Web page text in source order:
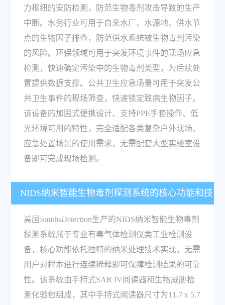
力枢纽的安防检测，防范生物毒剂攻击导致的生产
中断。水务行业可用于自来水厂、水源地、供水节
点的生物因子排查，防范供水系统被生物毒剂污染
的风险。环保领域可用于突发环境事件的现场应急
检测，快速确定污染中的生物毒剂类型，为后续处
置提供数据支撑。公共卫生应急场景可用于突发公
共卫生事件的现场筛查，快速锁定致病生物因子。
该设备的加固式便携设计、支持PPE手套操作、低
光环境可用的特性，完全适配各类复杂户外现场、
应急处置场景的使用需求，无需配套大型实验室设
备即可完成现场检测。
NIDS纳米智能生物毒剂探测系统的核心功能和技
术参数有哪些？
美国SmithsDetection生产的NIDS纳米智能生物毒剂
探测系统属于专业有毒气体检测仪类工业检测设
备，核心功能依托独特的纳米处理技术实现，无需
用户对样本进行连续稀释即可保障检测结果的可靠
性。该系统由手持式SAR IV阅读器和生物威胁检
测化验包组成，其中手持式阅读器尺寸为11.7 x 5.7